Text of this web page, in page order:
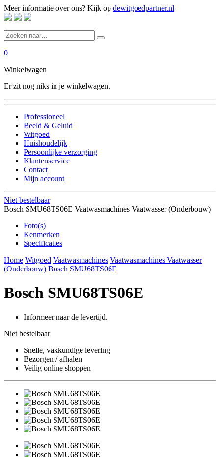
Meer informatie over ons? Kijk op dewitgoedpartner.nl
0
Winkelwagen
Er zit nog niks in je winkelwagen.
Professioneel
Beeld & Geluid
Witgoed
Huishoudelijk
Persoonlijke verzorging
Klantenservice
Contact
Mijn account
Niet bestelbaar
Bosch SMU68TS06E Vaatwasmachines Vaatwasser (Onderbouw)
Foto(s)
Kenmerken
Specificaties
Home Witgoed Vaatwasmachines Vaatwasmachines Vaatwasser
(Onderbouw) Bosch SMU68TS06E
Bosch SMU68TS06E
Informeer naar de levertijd.
Niet bestelbaar
Snelle, vakkundige levering
Bezorgen / afhalen
Veilig online shoppen